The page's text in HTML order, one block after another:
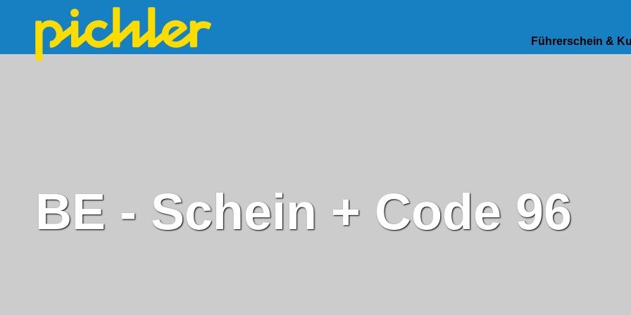
Führerschein &
BE - Schein + Code 96